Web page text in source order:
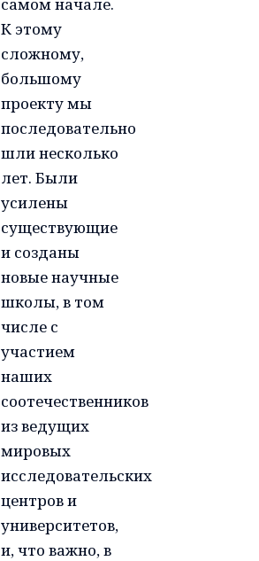
К этому
сложному,
большому
проекту мы
последовательно
шли несколько
лет. Были
усилены
существующие
и созданы
новые научные
школы, в том
числе с
участием
наших
соотечественников
из ведущих
мировых
исследовательских
центров и
университетов,
и, что важно, в